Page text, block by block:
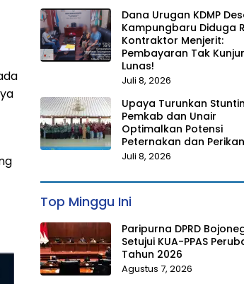
Dana Urugan KDMP
Kampungbaru Diduga
Kontraktor Menjerit:
Pembayaran Tak
Lunas!
Juli 8, 2026
Upaya Turunkan
Pemkab dan Unair
Optimalkan Potensi
Peternakan dan
Juli 8, 2026
Top Minggu Ini
Paripurna DPRD
Setujui KUA-PPAS
Tahun 2026
Agustus 7, 2026